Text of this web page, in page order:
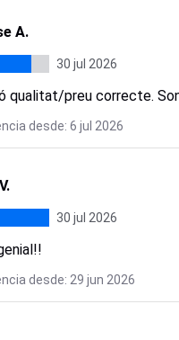
A.
30 jul 2026
qualitat/preu correcte.
desde: 6 jul 2026
30 jul 2026
desde: 29 jun 2026